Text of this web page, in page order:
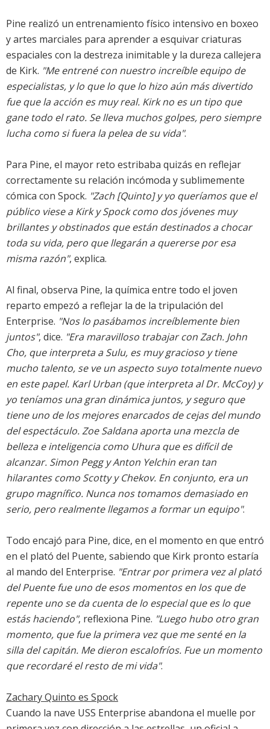
Pine realizó un entrenamiento físico intensivo en boxeo
y artes marciales para aprender a esquivar criaturas
espaciales con la destreza inimitable y la dureza callejera
de Kirk. "Me entrené con nuestro increíble equipo de
especialistas, y lo que lo que lo hizo aún más divertido
fue que la acción es muy real. Kirk no es un tipo que
gane todo el rato. Se lleva muchos golpes, pero siempre
lucha como si fuera la pelea de su vida".
Para Pine, el mayor reto estribaba quizás en reflejar
correctamente su relación incómoda y sublimemente
cómica con Spock. "Zach [Quinto] y yo queríamos que el
público viese a Kirk y Spock como dos jóvenes muy
brillantes y obstinados que están destinados a chocar
toda su vida, pero que llegarán a quererse por esa
misma razón", explica.
Al final, observa Pine, la química entre todo el joven
reparto empezó a reflejar la de la tripulación del
Enterprise. "Nos lo pasábamos increíblemente bien
juntos", dice. "Era maravilloso trabajar con Zach. John
Cho, que interpreta a Sulu, es muy gracioso y tiene
mucho talento, se ve un aspecto suyo totalmente nuevo
en este papel. Karl Urban (que interpreta al Dr. McCoy) y
yo teníamos una gran dinámica juntos, y seguro que
tiene uno de los mejores enarcados de cejas del mundo
del espectáculo. Zoe Saldana aporta una mezcla de
belleza e inteligencia como Uhura que es difícil de
alcanzar. Simon Pegg y Anton Yelchin eran tan
hilarantes como Scotty y Chekov. En conjunto, era un
grupo magnífico. Nunca nos tomamos demasiado en
serio, pero realmente llegamos a formar un equipo".
Todo encajó para Pine, dice, en el momento en que entró
en el plató del Puente, sabiendo que Kirk pronto estaría
al mando del Enterprise. "Entrar por primera vez al plató
del Puente fue uno de esos momentos en los que de
repente uno se da cuenta de lo especial que es lo que
estás haciendo", reflexiona Pine. "Luego hubo otro gran
momento, que fue la primera vez que me senté en la
silla del capitán. Me dieron escalofríos. Fue un momento
que recordaré el resto de mi vida".
Zachary Quinto es Spock
Cuando la nave USS Enterprise abandona el muelle por